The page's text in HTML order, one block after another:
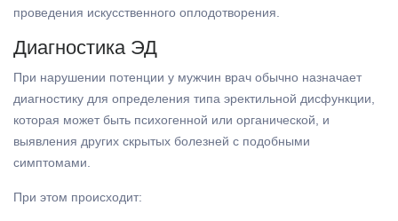
проведения искусственного оплодотворения.
Диагностика ЭД
При нарушении потенции у мужчин врач обычно назначает
диагностику для определения типа эректильной дисфункции,
которая может быть психогенной или органической, и
выявления других скрытых болезней с подобными
симптомами.
При этом происходит: